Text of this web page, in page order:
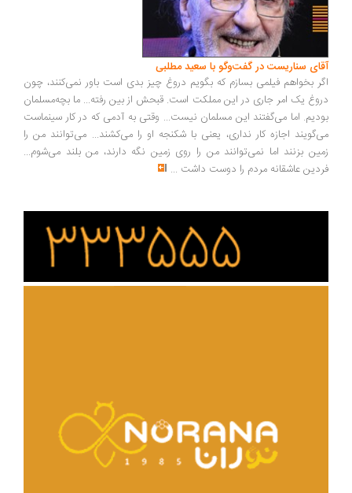
سناریست در گفت‌وگو با سعید مطلبی
بخواهم فیلمی بسازم که بگویم دروغ چیز بدی است باور نمی‌کنند، چون
یک امر جاری در این مملکت است. قبحش از بین رفته... ما بچه‌مسلمان
اما می‌گفتند این مسلمان نیست... وقتی به آدمی که در کار سینماست
اجازه کار نداری، یعنی با شکنجه او را می‌کشند... می‌توانند من را
بزنند اما نمی‌توانند من را روی زمین نگه دارند، من بلند می‌شوم...
عاشقانه مردم را دوست داشت ...